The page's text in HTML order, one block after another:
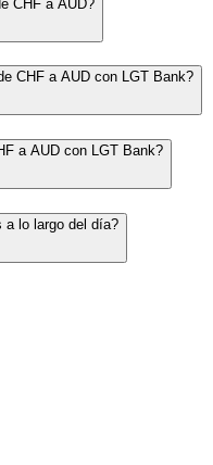
CHF a AUD?
CHF a AUD con LGT Bank?
a AUD con LGT Bank?
a lo largo del día?